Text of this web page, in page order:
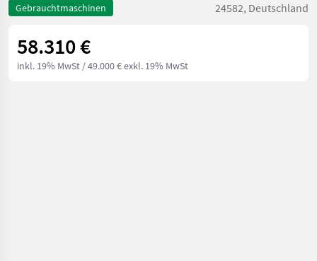
Gebrauchtmaschinen 24582, Deutschland
58.310 €
inkl. 19% MwSt / 49.000 € exkl. 19% MwSt